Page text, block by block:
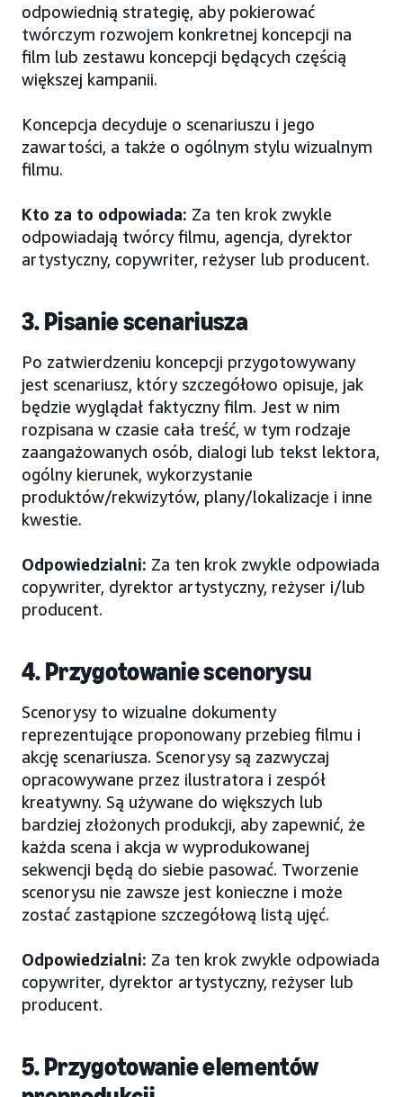
odpowiednią strategię, aby pokierować
twórczym rozwojem konkretnej koncepcji na
film lub zestawu koncepcji będących częścią
większej kampanii.
Koncepcja decyduje o scenariuszu i jego
zawartości, a także o ogólnym stylu wizualnym
filmu.
Kto za to odpowiada: Za ten krok zwykle
odpowiadają twórcy filmu, agencja, dyrektor
artystyczny, copywriter, reżyser lub producent.
3. Pisanie scenariusza
Po zatwierdzeniu koncepcji przygotowywany
jest scenariusz, który szczegółowo opisuje, jak
będzie wyglądał faktyczny film. Jest w nim
rozpisana w czasie cała treść, w tym rodzaje
zaangażowanych osób, dialogi lub tekst lektora,
ogólny kierunek, wykorzystanie
produktów/rekwizytów, plany/lokalizacje i inne
kwestie.
Odpowiedzialni: Za ten krok zwykle odpowiada
copywriter, dyrektor artystyczny, reżyser i/lub
producent.
4. Przygotowanie scenorysu
Scenorysy to wizualne dokumenty
reprezentujące proponowany przebieg filmu i
akcję scenariusza. Scenorysy są zazwyczaj
opracowywane przez ilustratora i zespół
kreatywny. Są używane do większych lub
bardziej złożonych produkcji, aby zapewnić, że
każda scena i akcja w wyprodukowanej
sekwencji będą do siebie pasować. Tworzenie
scenorysu nie zawsze jest konieczne i może
zostać zastąpione szczegółową listą ujęć.
Odpowiedzialni: Za ten krok zwykle odpowiada
copywriter, dyrektor artystyczny, reżyser lub
producent.
5. Przygotowanie elementów